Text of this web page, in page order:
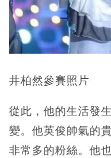
井柏然參賽照片
從此，他的生活發
變。他英俊帥氣的
非常多的粉絲。他